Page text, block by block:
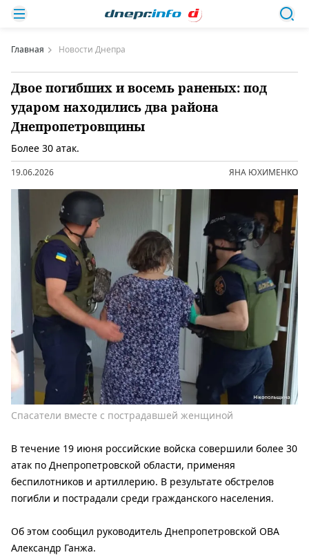
Главная Новости Днепра
Двое погибших и восемь раненых: под
ударом находились два района
Днепропетровщины
Более 30 атак.
19.06.2026 ЯНА ЮХИМЕНКО
Спасатели вместе с пострадавшей женщиной
В течение 19 июня российские войска совершили более 30
атак по Днепропетровской области, применяя
беспилотников и артиллерию. В результате обстрелов
погибли и пострадали среди гражданского населения.
Об этом сообщил руководитель Днепропетровской ОВА
Александр Ганжа.